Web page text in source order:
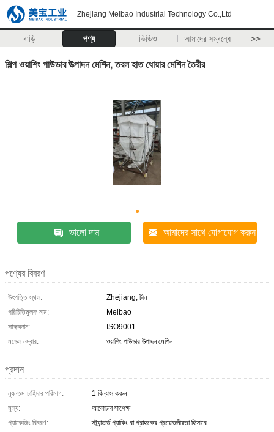
Zhejiang Meibao Industrial Technology Co.,Ltd
বাড়ি পণ্য ভিডিও আমাদের সম্বন্ধে >>
শিল্প ওয়াশিং পাউডার উত্পাদন মেশিন, তরল হাত ধোয়ার মেশিন তৈরীর
ভালো দাম আমাদের সাথে যোগাযোগ করুন
পণ্যের বিবরণ
উৎপত্তি স্থল:
Zhejiang, চীন
পরিচিতিমুলক নাম:
Meibao
সাক্ষ্যদান:
ISO9001
মডেল নম্বার:
ওয়াশিং পাউডার উত্পাদন মেশিন
প্রদান
ন্যূনতম চাহিদার পরিমাণ:
1 বিন্যাস করুন
মূল্য:
আলোচনা সাপেক্ষ
প্যাকেজিং বিবরণ:
স্ট্যান্ডার্ড প্যাকিং বা গ্রাহকের প্রয়োজনীয়তা হিসাবে